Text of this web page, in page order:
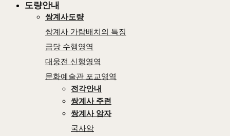
도량안내
쌍계사도량
쌍계사 가람배치의 특징
금당 수행영역
대웅전 신행영역
문화예술관 포교영역
전각안내
쌍계사 주련
쌍계사 암자
국사암